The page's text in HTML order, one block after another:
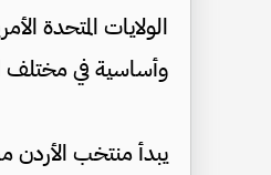
وأساسية في مختلف
يبدأ منتخب الأردن